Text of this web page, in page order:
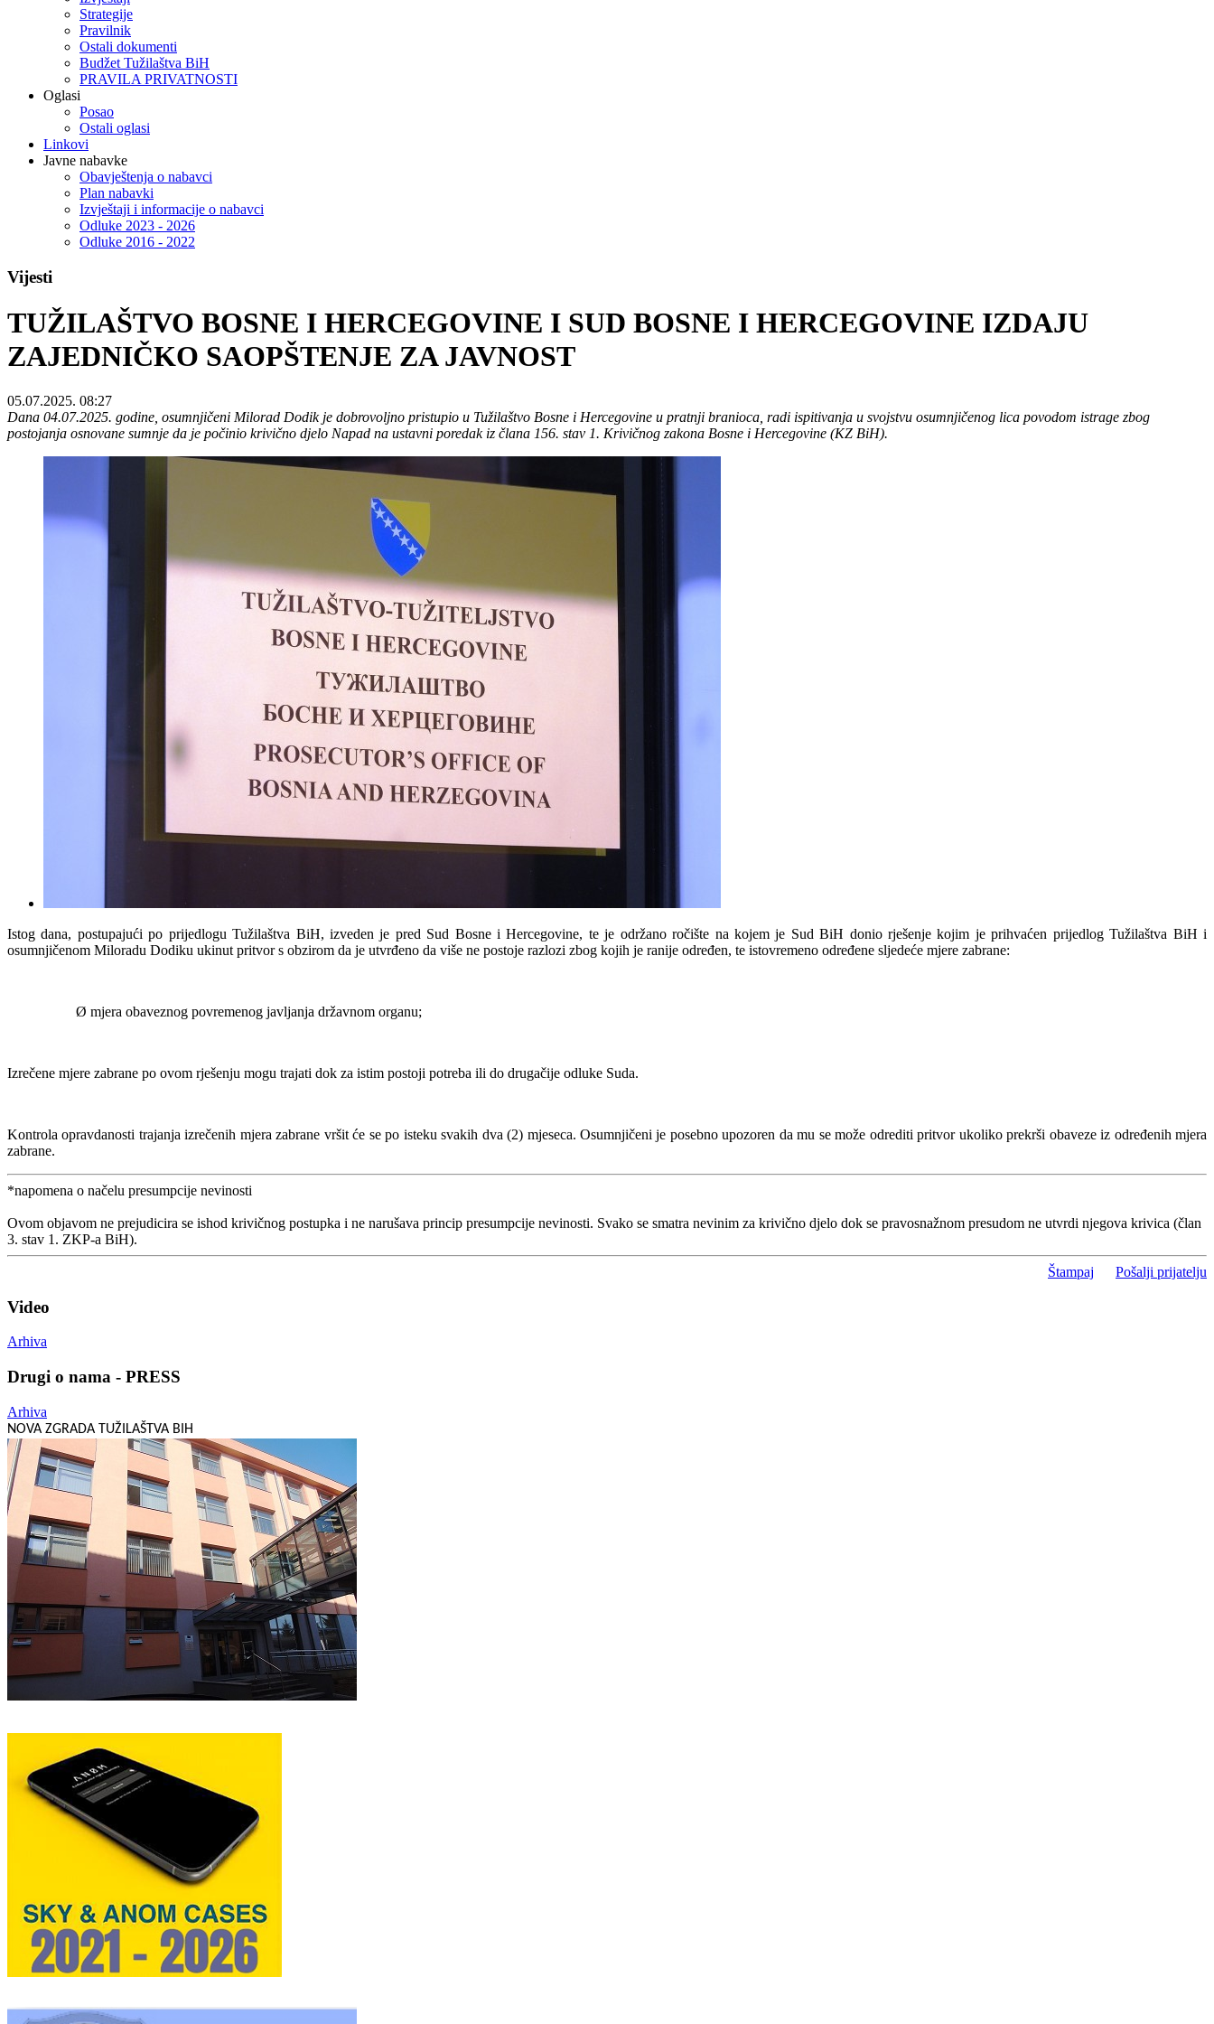
Strategije
Pravilnik
Ostali dokumenti
Budžet Tužilaštva BiH
PRAVILA PRIVATNOSTI
Oglasi
Posao
Ostali oglasi
Linkovi
Javne nabavke
Obavještenja o nabavci
Plan nabavki
Izvještaji i informacije o nabavci
Odluke 2023 - 2026
Odluke 2016 - 2022
Vijesti
TUŽILAŠTVO BOSNE I HERCEGOVINE I SUD BOSNE I HERCEGOVINE IZDAJU
ZAJEDNIČKO SAOPŠTENJE ZA JAVNOST
05.07.2025. 08:27
Dana 04.07.2025. godine, osumnjičeni Milorad Dodik je dobrovoljno pristupio u Tužilaštvo Bosne i Hercegovine u pratnji branioca, radi ispitivanja u svojstvu osumnjičenog lica povodom istrage zbog
postojanja osnovane sumnje da je počinio krivično djelo Napad na ustavni poredak iz člana 156. stav 1. Krivičnog zakona Bosne i Hercegovine (KZ BiH).
Istog dana, postupajući po prijedlogu Tužilaštva BiH, izveden je pred Sud Bosne i Hercegovine, te je održano ročište na kojem je Sud BiH donio rješenje kojim je prihvaćen prijedlog Tužilaštva BiH i
osumnjičenom Miloradu Dodiku ukinut pritvor s obzirom da je utvrđeno da više ne postoje razlozi zbog kojih je ranije određen, te istovremeno određene sljedeće mjere zabrane:
Ø mjera obaveznog povremenog javljanja državnom organu;
Izrečene mjere zabrane po ovom rješenju mogu trajati dok za istim postoji potreba ili do drugačije odluke Suda.
Kontrola opravdanosti trajanja izrečenih mjera zabrane vršit će se po isteku svakih dva (2) mjeseca. Osumnjičeni je posebno upozoren da mu se može odrediti pritvor ukoliko prekrši obaveze iz određenih mjera
zabrane.
*napomena o načelu presumpcije nevinosti
Ovom objavom ne prejudicira se ishod krivičnog postupka i ne narušava princip presumpcije nevinosti. Svako se smatra nevinim za krivično djelo dok se pravosnažnom presudom ne utvrdi njegova krivica (član
3. stav 1. ZKP-a BiH).
Štampaj Pošalji prijatelju
Video
Arhiva
Drugi o nama - PRESS
Arhiva
NOVA ZGRADA TUŽILAŠTVA BIH